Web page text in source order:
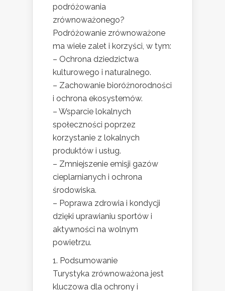
podróżowania
zrównoważonego?
Podróżowanie zrównoważone
ma wiele zalet i korzyści, w tym:
– Ochrona dziedzictwa
kulturowego i naturalnego.
– Zachowanie bioróżnorodności
i ochrona ekosystemów.
– Wsparcie lokalnych
społeczności poprzez
korzystanie z lokalnych
produktów i usług.
– Zmniejszenie emisji gazów
cieplarnianych i ochrona
środowiska.
– Poprawa zdrowia i kondycji
dzięki uprawianiu sportów i
aktywności na wolnym
powietrzu.
1. Podsumowanie
Turystyka zrównoważona jest
kluczowa dla ochrony i